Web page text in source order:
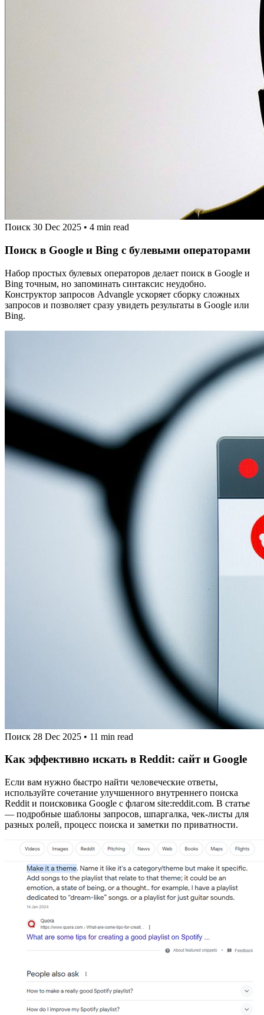
Поиск 30 Dec 2025 • 4 min read
Поиск в Google и Bing с булевыми операторами
Набор простых булевых операторов делает поиск в Google и
Bing точным, но запоминать синтаксис неудобно.
Конструктор запросов Advangle ускоряет сборку сложных
запросов и позволяет сразу увидеть результаты в Google или
Bing.
Поиск 28 Dec 2025 • 11 min read
Как эффективно искать в Reddit: сайт и Google
Если вам нужно быстро найти человеческие ответы,
используйте сочетание улучшенного внутреннего поиска
Reddit и поисковика Google с флагом site:reddit.com. В статье
— подробные шаблоны запросов, шпаргалка, чек-листы для
разных ролей, процесс поиска и заметки по приватности.